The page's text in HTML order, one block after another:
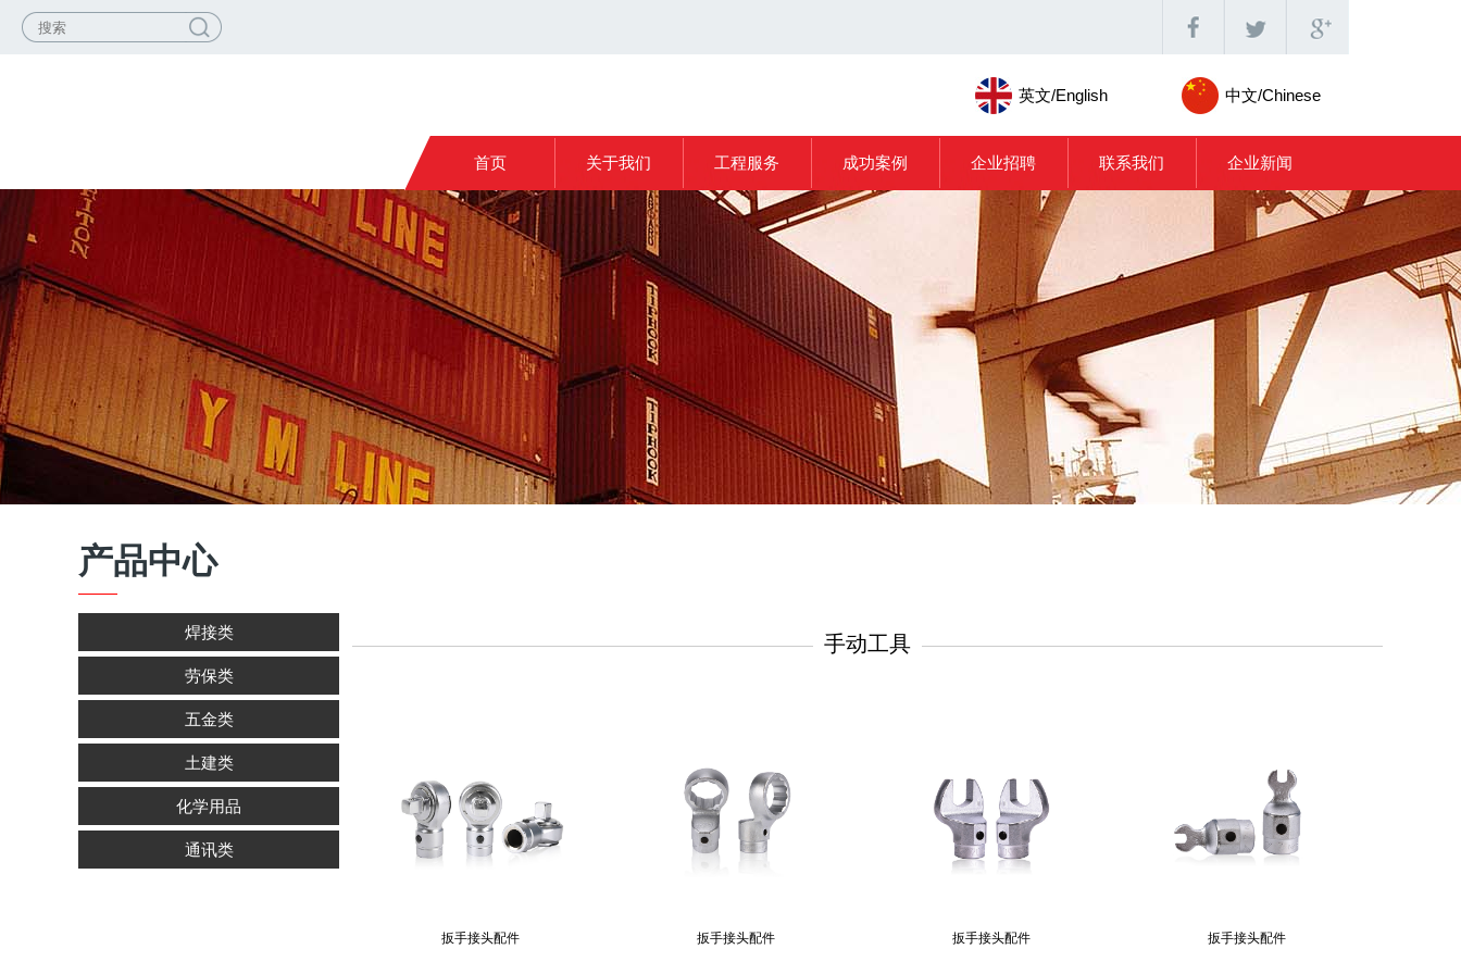
中文/Chinese
英文/English
首页 关于我们 工程服务 成功案例 企业招聘 联系我们 企业新闻
产品中心
焊接类
劳保类
五金类
土建类
化学用品
通讯类
手动工具
扳手接头配件 扳手接头配件 扳手接头配件 扳手接头配件